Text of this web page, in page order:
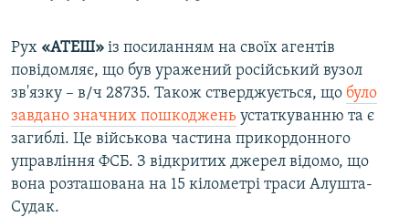
Рух «АТЕШ» із посиланням на своїх агентів
повідомляє, що був уражений російський вузол
зв'язку – в/ч 28735. Також стверджується, що було
завдано значних пошкоджень устаткуванню та є
загиблі. Це військова частина прикордонного
управління ФСБ. З відкритих джерел відомо, що
вона розташована на 15 кілометрі траси Алушта-
Судак.